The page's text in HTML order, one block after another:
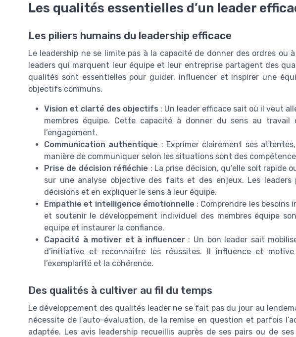
Les qualités essentielles d’un leader
Les piliers humains du leadership efficace
Le leadership ne se limite pas à la capacité de donner des ordres ou
leaders qui marquent leur équipe et leur entreprise partagent des
qualités sont essentielles pour guider, influencer et inspirer une
objectifs communs.
Vision et clarté des objectifs : Un leader efficace sait où il veut
membres équipe. Cette capacité à donner du sens au
l’engagement.
Communication authentique : Exprimer clairement ses
manière de communiquer selon les situations sont des
Prise de décision réfléchie : La prise décision, qu’elle soit rapide
sur une analyse objective des faits et des enjeux. Les leaders
décisions et en expliquer le sens à leur équipe.
Empathie et intelligence émotionnelle : Comprendre les besoins
et soutenir le développement individuel des membres équipe
equipe et instaurer la confiance.
Capacité à motiver et à influencer: Un bon leader sait
d’initiative et reconnaître les réussites. Il influence et motive
l’exemplarité et la cohérence.
Des qualités à cultiver au fil du temps
Le développement des qualités leader ne se fait pas du jour au
nécessite de l’auto-évaluation, de la remise en question et parfois
adaptée. Les avis leadership recueillis auprès de ses pairs ou de